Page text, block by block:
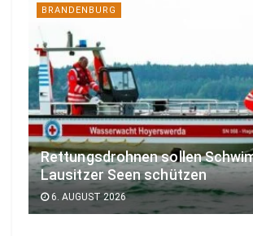
BRANDENBURG
Rettungsdrohnen sollen
Lausitzer Seen schützen
6. AUGUST 2026